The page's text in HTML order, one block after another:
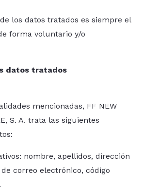
los datos tratados es siempre el
forma voluntario y/o
datos tratados
mencionadas, FF NEW
S. A. trata las siguientes
nombre, apellidos, dirección
correo electrónico, código